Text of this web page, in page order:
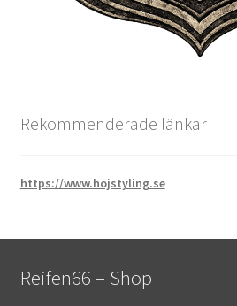
Rekommenderade länkar
https://www.hojstyling.se
Reifen66 – Shop